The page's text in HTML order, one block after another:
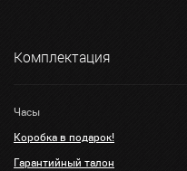
Комплектация
Часы
Коробка в подарок!
Гарантийный талон